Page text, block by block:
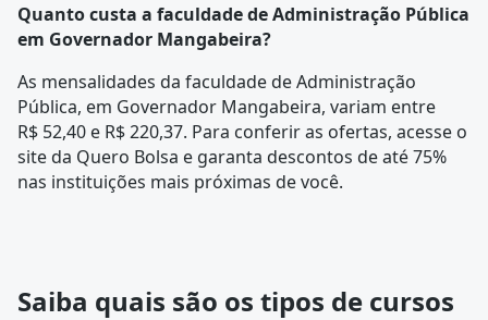
Quanto custa a faculdade de Administração Pública
em Governador Mangabeira?
As mensalidades da faculdade de Administração
Pública, em Governador Mangabeira, variam entre
R$ 52,40 e R$ 220,37. Para conferir as ofertas, acesse o
site da Quero Bolsa e garanta descontos de até 75%
nas instituições mais próximas de você.
Saiba quais são os tipos de cursos